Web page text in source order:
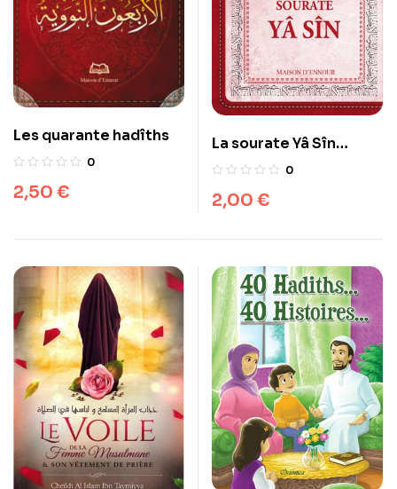
Les quarante hadîths
0
2,50 €
La sourate Yâ Sîn
(Arabe/Français/Phoné
0
2,00 €